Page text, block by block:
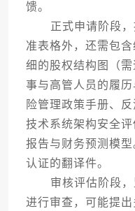
馈。
正式申请阶段，
准表格外，还需包
细的股权结构图（
事与高管人员的履
险管理政策手册、
技术系统架构安全
报告与财务预测模
认证的翻译件。
审核评估阶段，
进行审查，可能提